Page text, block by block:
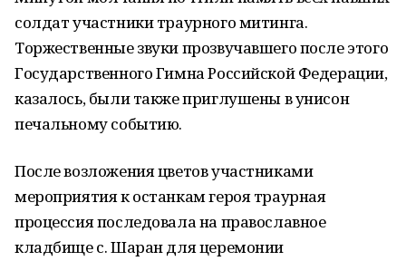
солдат участники траурного митинга.
Торжественные звуки прозвучавшего после этого
Государственного Гимна Российской Федерации,
казалось, были также приглушены в унисон
печальному событию.
После возложения цветов участниками
мероприятия к останкам героя траурная
процессия последовала на православное
кладбище с. Шаран для церемонии